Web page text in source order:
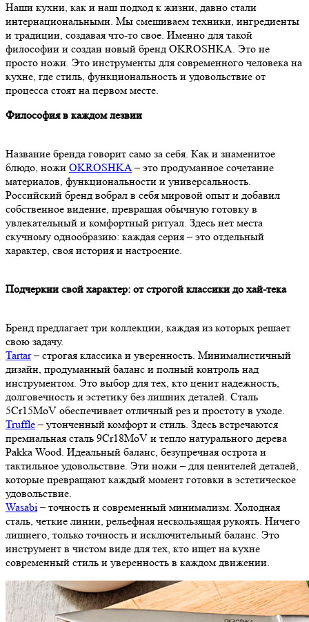
Наши кухни, как и наш подход к жизни, давно стали
интернациональными. Мы смешиваем техники, ингредиенты
и традиции, создавая что-то свое. Именно для такой
философии и создан новый бренд OKROSHKA. Это не
просто ножи. Это инструменты для современного человека на
кухне, где стиль, функциональность и удовольствие от
процесса стоят на первом месте.
Философия в каждом лезвии
Название бренда говорит само за себя. Как и знаменитое
блюдо, ножи OKROSHKA– это продуманное сочетание
материалов, функциональности и универсальность.
Российский бренд вобрал в себя мировой опыт и добавил
собственное видение, превращая обычную готовку в
увлекательный и комфортный ритуал. Здесь нет места
скучному однообразию: каждая серия – это отдельный
характер, своя история и настроение.
Подчеркни свой характер: от строгой классики до хай-тека
Бренд предлагает три коллекции, каждая из которых решает
свою задачу.
Tartar– строгая классика и уверенность. Минималистичный
дизайн, продуманный баланс и полный контроль над
инструментом. Это выбор для тех, кто ценит надежность,
долговечность и эстетику без лишних деталей. Сталь
5Cr15MoV обеспечивает отличный рез и простоту в уходе.
Truffle– утонченный комфорт и стиль. Здесь встречаются
премиальная сталь 9Cr18MoV и тепло натурального дерева
Pakka Wood. Идеальный баланс, безупречная острота и
тактильное удовольствие. Эти ножи – для ценителей деталей,
которые превращают каждый момент готовки в эстетическое
удовольствие.
Wasabi– точность и современный минимализм. Холодная
сталь, четкие линии, рельефная нескользящая рукоять. Ничего
лишнего, только точность и исключительный баланс. Это
инструмент в чистом виде для тех, кто ищет на кухне
современный стиль и уверенность в каждом движении.